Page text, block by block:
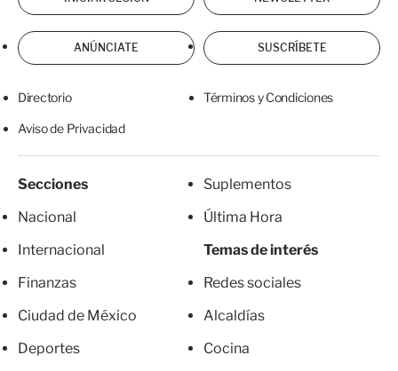
ANÚNCIATE SUSCRÍBETE
Directorio Términos y Condiciones
Aviso de Privacidad
Secciones
Nacional
Internacional
Finanzas
Ciudad de México
Deportes
Suplementos
Última Hora
Temas de interés
Redes sociales
Alcaldías
Cocina